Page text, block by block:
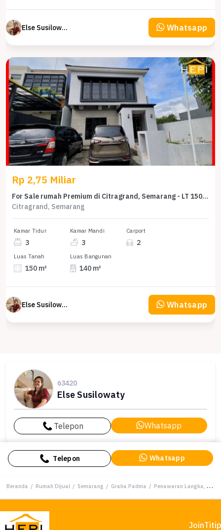
Else Susilowaty Whatsapp
Rp 2,75 Miliar
For Sale rumah Premium di Citragrand, Semarang - LT 150m²
Citragrand, Semarang
Kamar Tidur
3
Kamar Mandi
3
Carport
2
Luas Tanah
150 m²
Luas Bangunan
140 m²
Else Susilowaty Whatsapp
63420
Else Susilowaty
Telepon Whatsapp
Telepon Whatsapp
Beranda / Rumah Dijual / Semarang / Graha Padma / Penawaran Langka, rumah Prestisius di Graha Padma, Semarang, LB 150m²
Join